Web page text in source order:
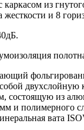
из
жесткости и 8
собой
состоящую из
и полимерного
вата